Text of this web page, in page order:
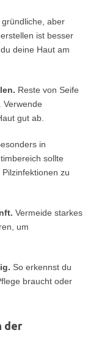
gründliche, aber
ist besser
deine Haut am
Reste von Seife
Verwende
gut ab.
in
sollte
zu
Vermeide starkes
um
So erkennst du
braucht oder
der